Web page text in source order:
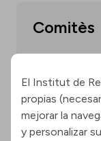
Comitès
El Institut de
propias
mejorar la
y personalizar